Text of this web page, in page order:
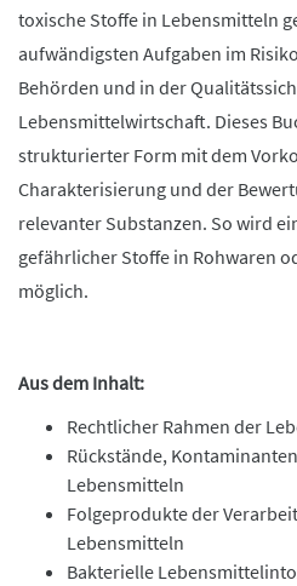
toxische Stoffe in Lebensmitteln
aufwändigsten Aufgaben im
Behörden und in der
Lebensmittelwirtschaft. Dieses
strukturierter Form mit dem
Charakterisierung und der
relevanter Substanzen. So wird
gefährlicher Stoffe in Rohwaren
möglich.
Aus dem Inhalt:
Rechtlicher Rahmen der
Rückstände,
Lebensmitteln
Folgeprodukte der
Lebensmitteln
Bakterielle